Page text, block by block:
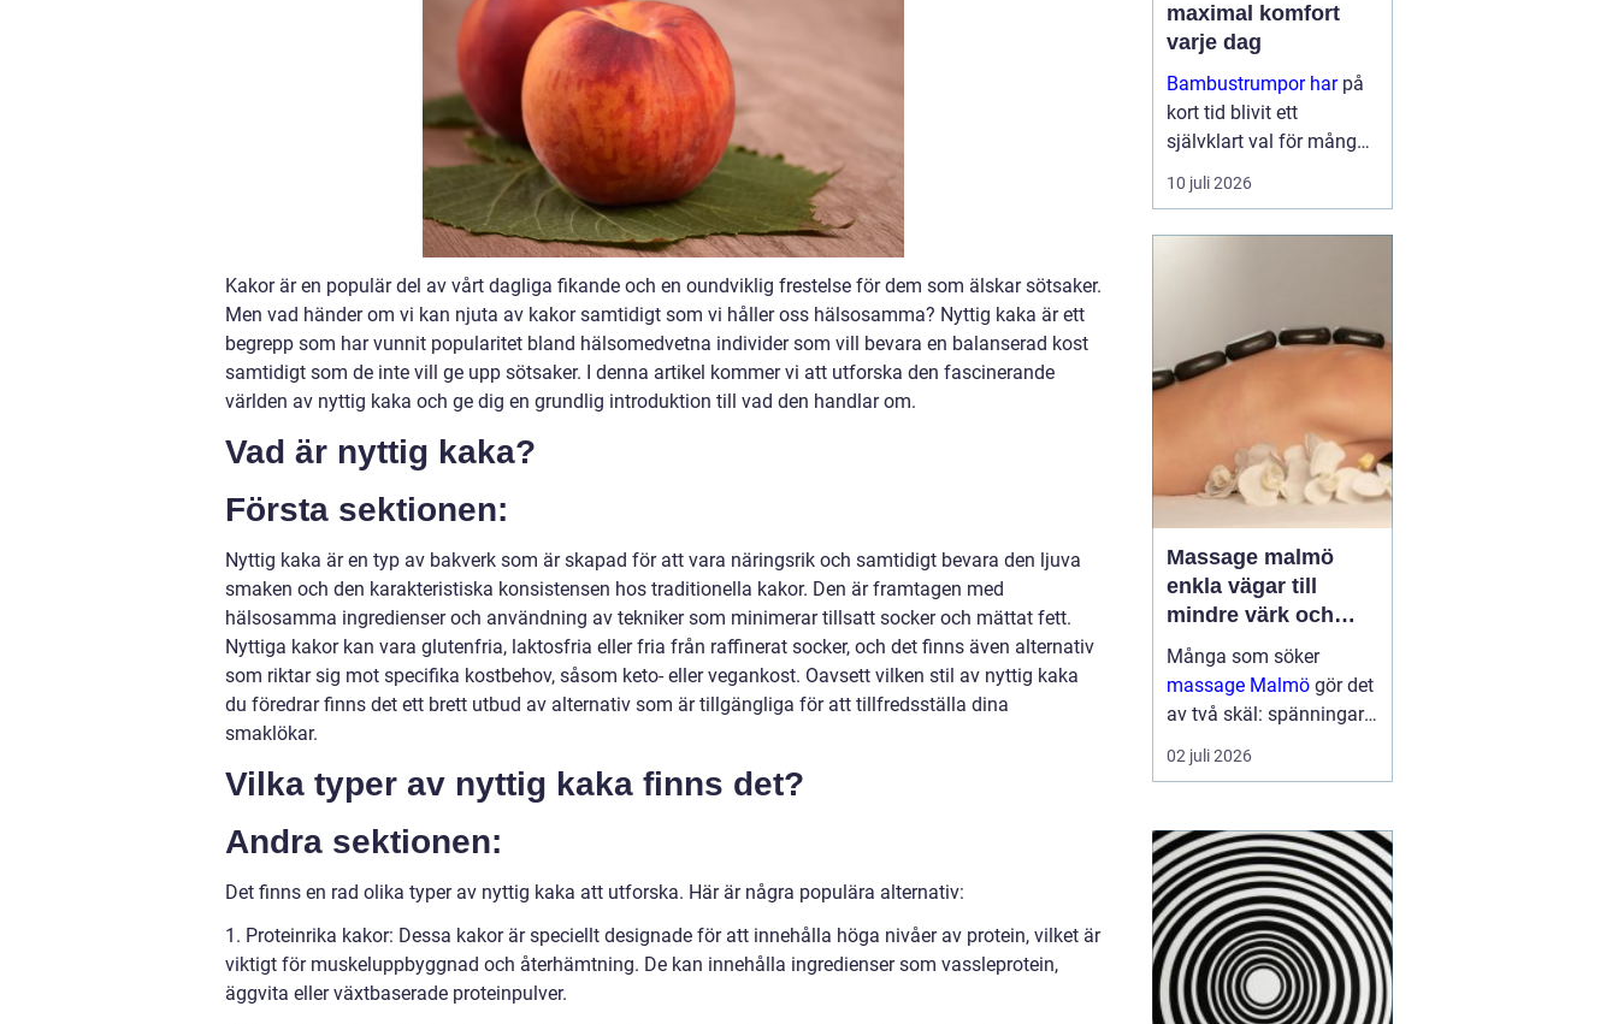
Kakor är en populär del av vårt dagliga fikande och en oundviklig frestelse för dem som älskar sötsaker.
Men vad händer om vi kan njuta av kakor samtidigt som vi håller oss hälsosamma? Nyttig kaka är ett
begrepp som har vunnit popularitet bland hälsomedvetna individer som vill bevara en balanserad kost
samtidigt som de inte vill ge upp sötsaker. I denna artikel kommer vi att utforska den fascinerande
världen av nyttig kaka och ge dig en grundlig introduktion till vad den handlar om.
Vad är nyttig kaka?
Första sektionen:
Nyttig kaka är en typ av bakverk som är skapad för att vara näringsrik och samtidigt bevara den ljuva
smaken och den karakteristiska konsistensen hos traditionella kakor. Den är framtagen med
hälsosamma ingredienser och användning av tekniker som minimerar tillsatt socker och mättat fett.
Nyttiga kakor kan vara glutenfria, laktosfria eller fria från raffinerat socker, och det finns även alternativ
som riktar sig mot specifika kostbehov, såsom keto- eller vegankost. Oavsett vilken stil av nyttig kaka
du föredrar finns det ett brett utbud av alternativ som är tillgängliga för att tillfredsställa dina
smaklökar.
Vilka typer av nyttig kaka finns det?
Andra sektionen:
Det finns en rad olika typer av nyttig kaka att utforska. Här är några populära alternativ:
1. Proteinrika kakor: Dessa kakor är speciellt designade för att innehålla höga nivåer av protein, vilket är
viktigt för muskeluppbyggnad och återhämtning. De kan innehålla ingredienser som vassleprotein,
äggvita eller växtbaserade proteinpulver.
maximal komfort
varje dag
Bambustrumpor harpå
kort tid blivit ett
självklart val för många
som vill kombinera
komfort, funktion och
10 juli 2026
Massage malmö
enkla vägar till
mindre värk och
mer energi
Många som söker
massage Malmö gör det
av två skäl: spänningar
och smärta har blivit för
mycket, eller behovet av
sig starkare än
vardagens tempo.
Samtidigt kan utbudet
kän...
02 juli 2026